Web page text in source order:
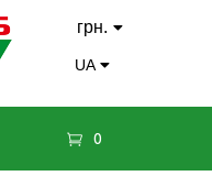
грн.
UA
0